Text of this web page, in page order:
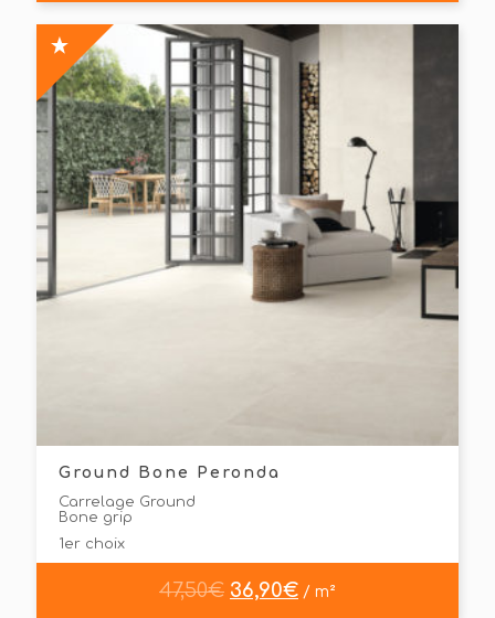
Ground Bone Peronda
Carrelage Ground
Bone grip
1er choix
47,50€ 36,90€ / m²